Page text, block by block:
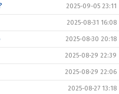
2025-09-05 23:11
2025-08-31 16:08
2025-08-30 20:18
2025-08-29 22:39
2025-08-29 22:06
2025-08-27 13:18